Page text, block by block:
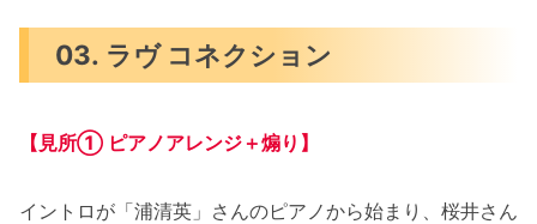
03. ラヴ コネクション
【見所① ピアノアレンジ＋煽り】
イントロが「浦清英」さんのピアノから始まり、桜井さん